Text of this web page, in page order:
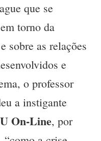
que se
torno da
sobre as relações
e
o professor
a instigante
On-Line, por